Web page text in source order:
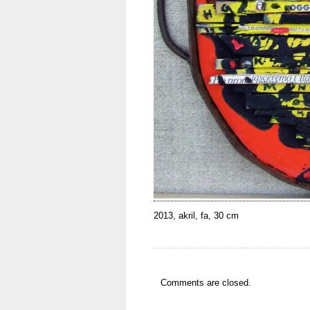
2013, akril, fa, 30 cm
Comments are closed.